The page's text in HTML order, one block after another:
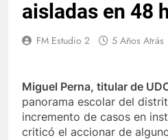
aisladas en 48
FM Estudio 2 5 Años Atrás
Miguel Perna, titular de
panorama escolar del
incremento de casos en
criticó el accionar de